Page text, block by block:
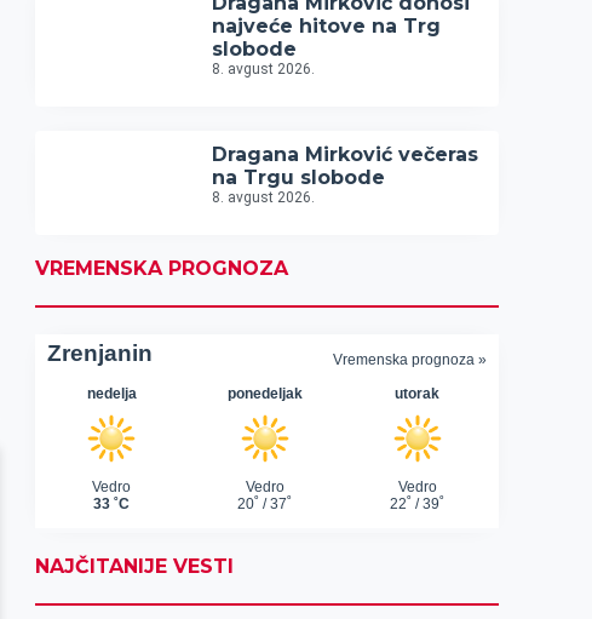
najveće hitove na Trg
slobode
8. avgust 2026.
Dragana Mirković večeras
na Trgu slobode
8. avgust 2026.
VREMENSKA PROGNOZA
NAJČITANIJE VESTI